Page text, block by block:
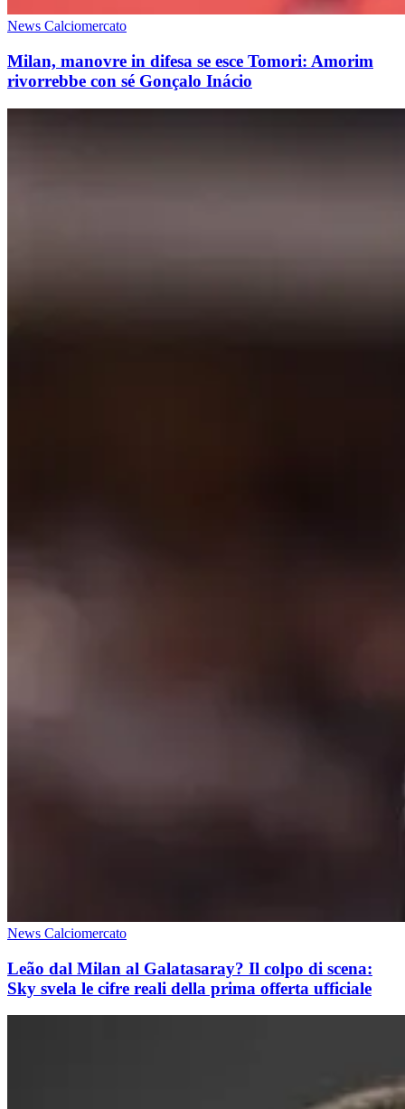
News Calciomercato
Milan, manovre in difesa se esce Tomori: Amorim
rivorrebbe con sé Gonçalo Inácio
News Calciomercato
Leão dal Milan al Galatasaray? Il colpo di scena:
Sky svela le cifre reali della prima offerta ufficiale